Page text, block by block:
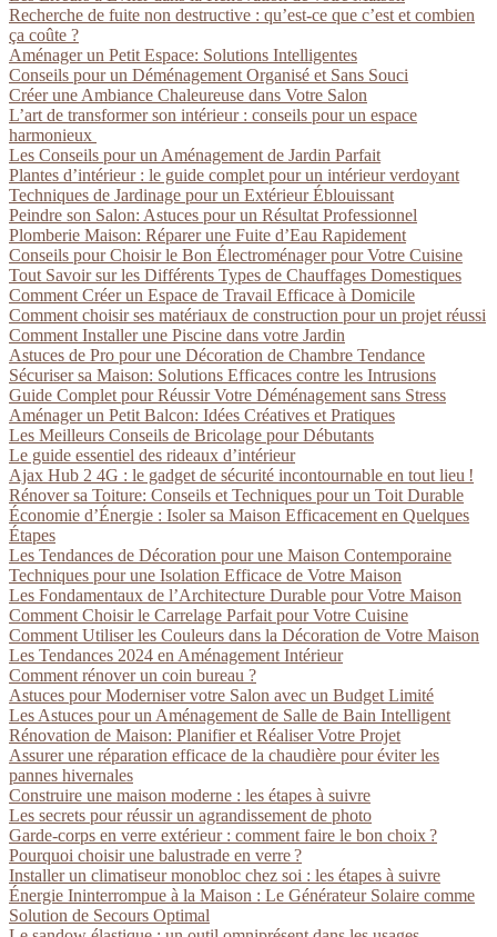
Recherche de fuite non destructive : qu’est-ce que c’est et combien
ça coûte ?
Aménager un Petit Espace: Solutions Intelligentes
Conseils pour un Déménagement Organisé et Sans Souci
Créer une Ambiance Chaleureuse dans Votre Salon
L’art de transformer son intérieur : conseils pour un espace
harmonieux
Les Conseils pour un Aménagement de Jardin Parfait
Plantes d’intérieur : le guide complet pour un intérieur verdoyant
Techniques de Jardinage pour un Extérieur Éblouissant
Peindre son Salon: Astuces pour un Résultat Professionnel
Plomberie Maison: Réparer une Fuite d’Eau Rapidement
Conseils pour Choisir le Bon Électroménager pour Votre Cuisine
Tout Savoir sur les Différents Types de Chauffages Domestiques
Comment Créer un Espace de Travail Efficace à Domicile
Comment choisir ses matériaux de construction pour un projet réussi
Comment Installer une Piscine dans votre Jardin
Astuces de Pro pour une Décoration de Chambre Tendance
Sécuriser sa Maison: Solutions Efficaces contre les Intrusions
Guide Complet pour Réussir Votre Déménagement sans Stress
Aménager un Petit Balcon: Idées Créatives et Pratiques
Les Meilleurs Conseils de Bricolage pour Débutants
Le guide essentiel des rideaux d’intérieur
Ajax Hub 2 4G : le gadget de sécurité incontournable en tout lieu !
Rénover sa Toiture: Conseils et Techniques pour un Toit Durable
Économie d’Énergie : Isoler sa Maison Efficacement en Quelques
Étapes
Les Tendances de Décoration pour une Maison Contemporaine
Techniques pour une Isolation Efficace de Votre Maison
Les Fondamentaux de l’Architecture Durable pour Votre Maison
Comment Choisir le Carrelage Parfait pour Votre Cuisine
Comment Utiliser les Couleurs dans la Décoration de Votre Maison
Les Tendances 2024 en Aménagement Intérieur
Comment rénover un coin bureau ?
Astuces pour Moderniser votre Salon avec un Budget Limité
Les Astuces pour un Aménagement de Salle de Bain Intelligent
Rénovation de Maison: Planifier et Réaliser Votre Projet
Assurer une réparation efficace de la chaudière pour éviter les
pannes hivernales
Construire une maison moderne : les étapes à suivre
Les secrets pour réussir un agrandissement de photo
Garde-corps en verre extérieur : comment faire le bon choix ?
Pourquoi choisir une balustrade en verre ?
Installer un climatiseur monobloc chez soi : les étapes à suivre
Énergie Ininterrompue à la Maison : Le Générateur Solaire comme
Solution de Secours Optimal